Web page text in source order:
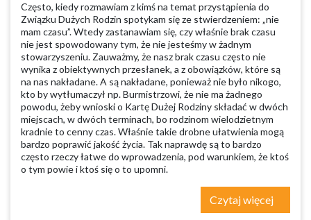
Często, kiedy rozmawiam z kimś na temat przystąpienia do
Związku Dużych Rodzin spotykam się ze stwierdzeniem: „nie
mam czasu”. Wtedy zastanawiam się, czy właśnie brak czasu
nie jest spowodowany tym, że nie jesteśmy w żadnym
stowarzyszeniu. Zauważmy, że nasz brak czasu często nie
wynika z obiektywnych przesłanek, a z obowiązków, które są
na nas nakładane. A są nakładane, ponieważ nie było nikogo,
kto by wytłumaczył np. Burmistrzowi, że nie ma żadnego
powodu, żeby wnioski o Kartę Dużej Rodziny składać w dwóch
miejscach, w dwóch terminach, bo rodzinom wielodzietnym
kradnie to cenny czas. Właśnie takie drobne ułatwienia mogą
bardzo poprawić jakość życia. Tak naprawdę są to bardzo
często rzeczy łatwe do wprowadzenia, pod warunkiem, że ktoś
o tym powie i ktoś się o to upomni.
Czytaj więcej